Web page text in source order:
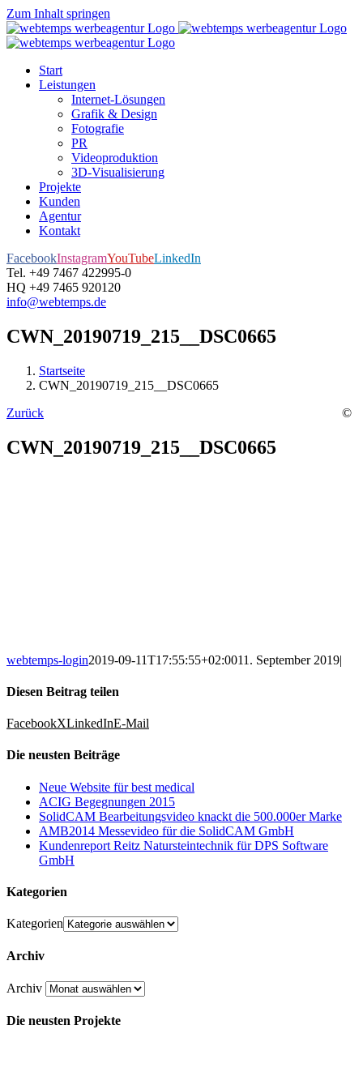
Zum Inhalt springen
Start
Leistungen
Internet-Lösungen
Grafik & Design
Fotografie
PR
Videoproduktion
3D-Visualisierung
Projekte
Kunden
Agentur
Kontakt
FacebookInstagramYouTubeLinkedIn
Tel. +49 7467 422995-0
HQ +49 7465 920120
info@webtemps.de
CWN_20190719_215__DSC0665
Startseite
CWN_20190719_215__DSC0665
Zurück
CWN_20190719_215__DSC0665
webtemps-login2019-09-11T17:55:55+02:0011. September 2019|
Diesen Beitrag teilen
FacebookXLinkedInE-Mail
Die neusten Beiträge
Neue Website für best medical
ACIG Begegnungen 2015
SolidCAM Bearbeitungsvideo knackt die 500.000er Marke
AMB2014 Messevideo für die SolidCAM GmbH
Kundenreport Reitz Natursteintechnik für DPS Software
GmbH
Kategorien
Kategorien
Archiv
Archiv
Die neusten Projekte
©